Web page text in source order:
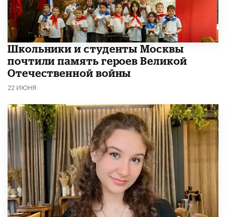
Школьники и студенты Москвы
почтили память героев Великой
Отечественной войны
22 ИЮНЯ